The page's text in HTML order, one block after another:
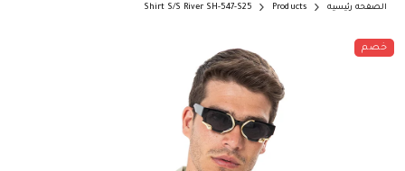
الصفحه رئيسيه Products
Shirt S/S River SH-547-S25
خصم